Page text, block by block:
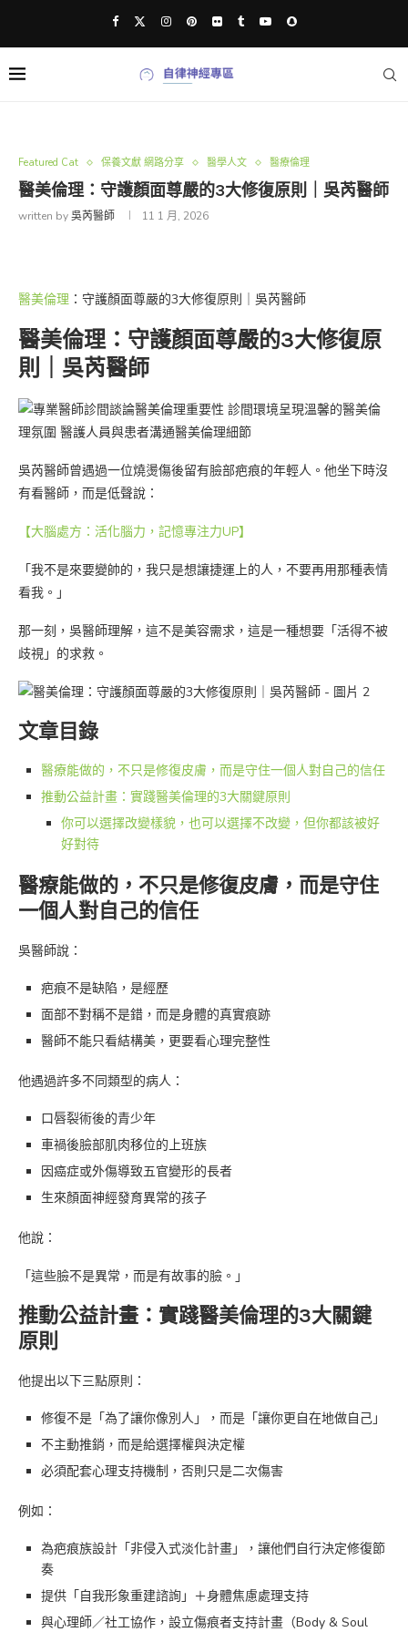
Featured Cat 保養文獻 網路分享 醫學人文 醫療倫理
醫美倫理：守護顏面尊嚴的3大修復原則｜吳芮醫師
written by吳芮醫師 11 1 月, 2026
醫美倫理 ：守護顏面尊嚴的3大修復原則｜吳芮醫師
醫美倫理：守護顏面尊嚴的3大修復原
則｜吳芮醫師
吳芮醫師曾遇過一位燒燙傷後留有臉部疤痕的年輕人。他坐下時沒
有看醫師，而是低聲說：
【大腦處方：活化腦力，記憶專注力UP】
「我不是來要變帥的，我只是想讓捷運上的人，不要再用那種表情
看我。」
那一刻，吳醫師理解，這不是美容需求，這是一種想要「活得不被
歧視」的求救。
文章目錄
醫療能做的，不只是修復皮膚，而是守住一個人對自己的信任
推動公益計畫：實踐醫美倫理的3大關鍵原則
你可以選擇改變樣貌，也可以選擇不改變，但你都該被好
好對待
醫療能做的，不只是修復皮膚，而是守住
一個人對自己的信任
吳醫師說：
疤痕不是缺陷，是經歷
面部不對稱不是錯，而是身體的真實痕跡
醫師不能只看結構美，更要看心理完整性
他遇過許多不同類型的病人：
口唇裂術後的青少年
車禍後臉部肌肉移位的上班族
因癌症或外傷導致五官變形的長者
生來顏面神經發育異常的孩子
他說：
「這些臉不是異常，而是有故事的臉。」
推動公益計畫：實踐醫美倫理的3大關鍵
原則
他提出以下三點原則：
修復不是「為了讓你像別人」，而是「讓你更自在地做自己」
不主動推銷，而是給選擇權與決定權
必須配套心理支持機制，否則只是二次傷害
例如：
為疤痕族設計「非侵入式淡化計畫」，讓他們自行決定修復節
奏
提供「自我形象重建諮詢」＋身體焦慮處理支持
與心理師／社工協作，設立傷痕者支持計畫（Body & Soul